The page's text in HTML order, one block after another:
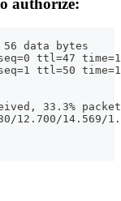
56 data bytes
ttl=47
ttl=50
33.3%
12.700/14.569/